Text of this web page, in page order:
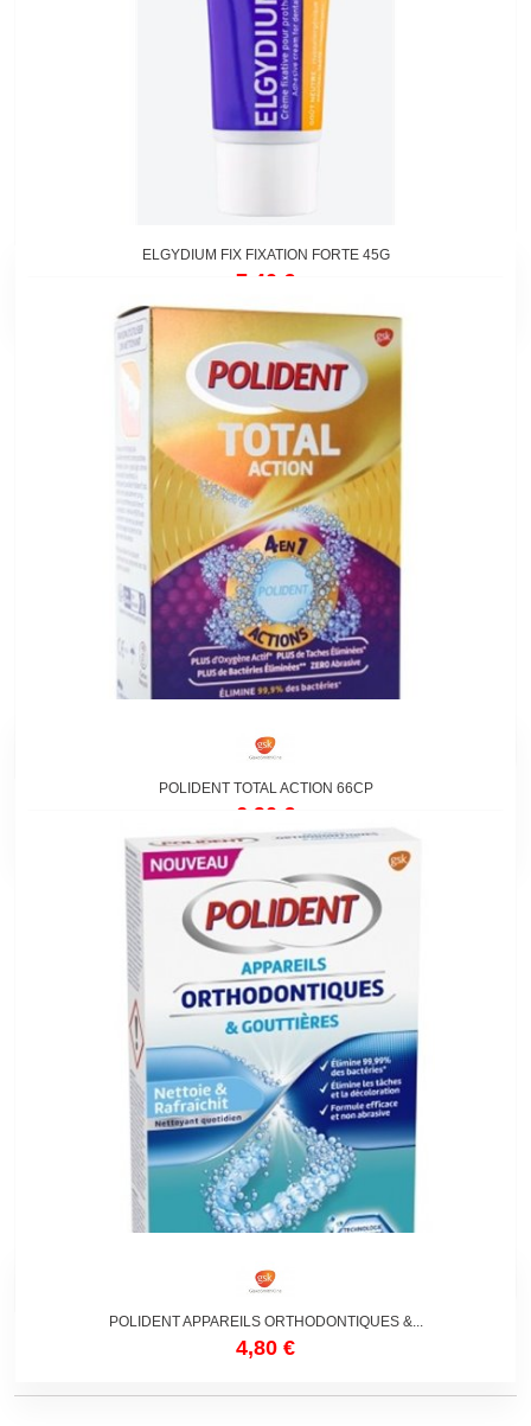
ELGYDIUM FIX FIXATION FORTE 45G
7,40 €
POLIDENT TOTAL ACTION 66CP
6,90 €
POLIDENT APPAREILS ORTHODONTIQUES &...
4,80 €